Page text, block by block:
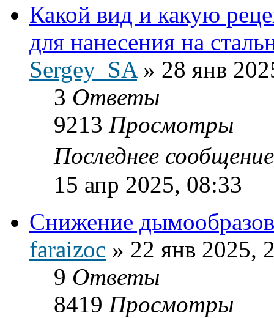
Какой вид и какую
для нанесения на
Sergey_SA» 28 янв
3 Ответы
9213 Просмотры
Последнее
15 апр 2025, 08:33
Снижение
faraizoc » 22 янв 2025,
9 Ответы
8419 Просмотры